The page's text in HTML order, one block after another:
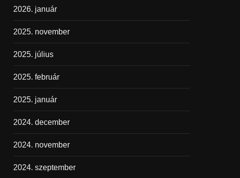
2026. január
2025. november
2025. július
2025. február
2025. január
2024. december
2024. november
2024. szeptember